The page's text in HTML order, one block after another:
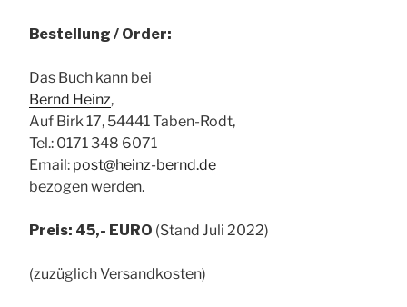
Bestellung / Order:
Das Buch kann bei
Bernd Heinz,
Auf Birk 17, 54441 Taben-Rodt,
Tel.: 0171 348 6071
Email: post@heinz-bernd.de
bezogen werden.
Preis: 45,- EURO (Stand Juli 2022)
(zuzüglich Versandkosten)